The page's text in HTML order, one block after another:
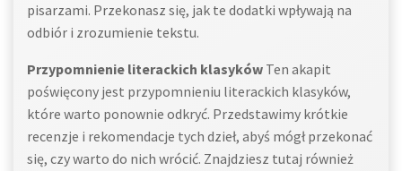
pisarzami. Przekonasz się, jak te dodatki wpływają na
odbiór i zrozumienie tekstu.
Przypomnienie literackich klasyków Ten akapit
poświęcony jest przypomnieniu literackich klasyków,
które warto ponownie odkryć. Przedstawimy krótkie
recenzje i rekomendacje tych dzieł, abyś mógł przekonać
się, czy warto do nich wrócić. Znajdziesz tutaj również